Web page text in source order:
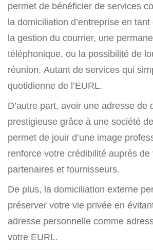
permet de bénéficier de services
la domiciliation d’entreprise en
la gestion du courrier, une
téléphonique, ou la possibilité de
réunion. Autant de services qui
quotidienne de l’EURL.
D’autre part, avoir une adresse de
prestigieuse grâce à une société
permet de jouir d’une image
renforce votre crédibilité auprès de
partenaires et fournisseurs.
De plus, la domiciliation externe
préserver votre vie privée en
adresse personnelle comme
votre EURL.